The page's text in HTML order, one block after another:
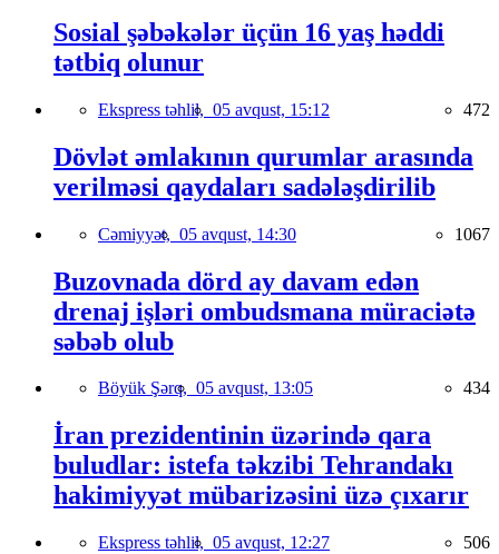
Sosial şəbəkələr üçün 16 yaş həddi
tətbiq olunur
Ekspress təhlil, 05 avqust, 15:12 472
Dövlət əmlakının qurumlar arasında
verilməsi qaydaları sadələşdirilib
Cəmiyyət, 05 avqust, 14:30 1067
Buzovnada dörd ay davam edən
drenaj işləri ombudsmana müraciətə
səbəb olub
Böyük Şərq, 05 avqust, 13:05 434
İran prezidentinin üzərində qara
buludlar: istefa təkzibi Tehrandakı
hakimiyyət mübarizəsini üzə çıxarır
Ekspress təhlil, 05 avqust, 12:27 506